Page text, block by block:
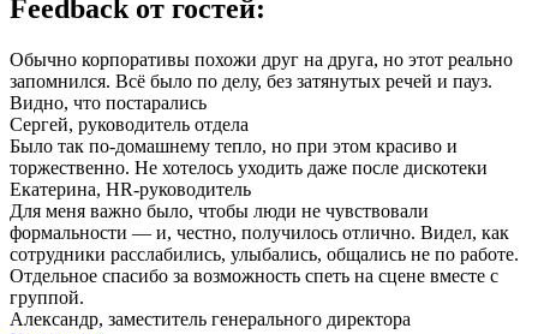
Feedback от гостей:
Обычно корпоративы похожи друг на друга, но этот реально
запомнился. Всё было по делу, без затянутых речей и пауз.
Видно, что постарались
Сергей, руководитель отдела
Было так по-домашнему тепло, но при этом красиво и
торжественно. Не хотелось уходить даже после дискотеки
Екатерина, HR-руководитель
Для меня важно было, чтобы люди не чувствовали
формальности — и, честно, получилось отлично. Видел, как
сотрудники расслабились, улыбались, общались не по работе.
Отдельное спасибо за возможность спеть на сцене вместе с
группой.
Александр, заместитель генерального директора